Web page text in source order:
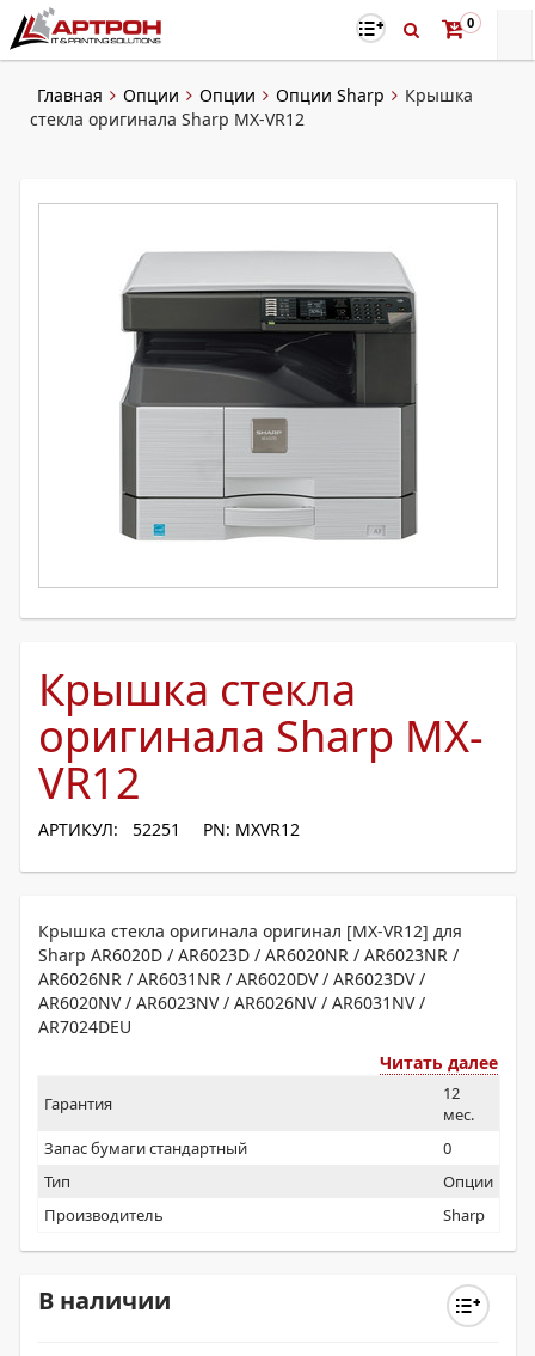
0
Главная Опции Опции Опции Sharp
Крышка
стекла оригинала Sharp MX-VR12
Крышка стекла
оригинала Sharp MX-
VR12
АРТИКУЛ: 52251 PN: MXVR12
Крышка стекла оригинала оригинал [MX-VR12] для
Sharp AR6020D / AR6023D / AR6020NR / AR6023NR /
AR6026NR / AR6031NR / AR6020DV / AR6023DV /
AR6020NV / AR6023NV / AR6026NV / AR6031NV /
AR7024DEU
Читать далее
Гарантия
12
мес.
Запас бумаги стандартный
0
Тип
Опции
Производитель
Sharp
В наличии